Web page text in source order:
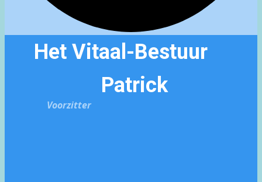
Het Vitaal-Bestuur
Patrick
Voorzitter